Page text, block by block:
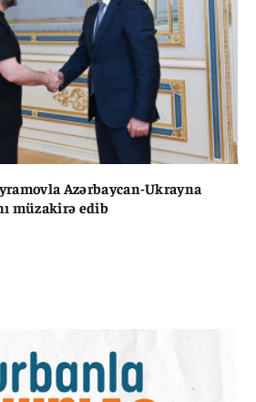
Azərbaycan-Ukrayna
müzakirə edib